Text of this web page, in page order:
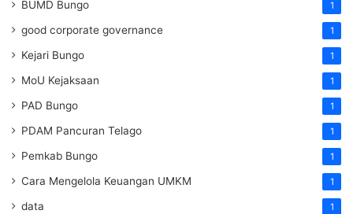
BUMD Bungo 1
good corporate governance 1
Kejari Bungo 1
MoU Kejaksaan 1
PAD Bungo 1
PDAM Pancuran Telago 1
Pemkab Bungo 1
Cara Mengelola Keuangan UMKM 1
data 1